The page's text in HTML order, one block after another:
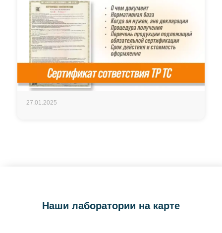
27.01.2025
Наши лаборатории на карте